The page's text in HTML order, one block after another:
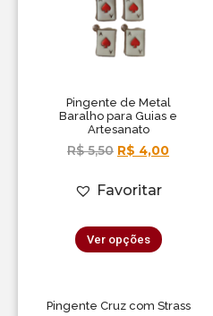
Pingente de Metal
Baralho para Guias e
Artesanato
R$5,50 R$ 4,00
Favoritar
Ver opções
Pingente Cruz com Strass